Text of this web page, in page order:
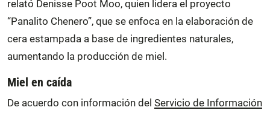
relató Denisse Poot Moo, quien lidera el proyecto
“Panalito Chenero”, que se enfoca en la elaboración de
cera estampada a base de ingredientes naturales,
aumentando la producción de miel.
Miel en caída
De acuerdo con información del Servicio de Información